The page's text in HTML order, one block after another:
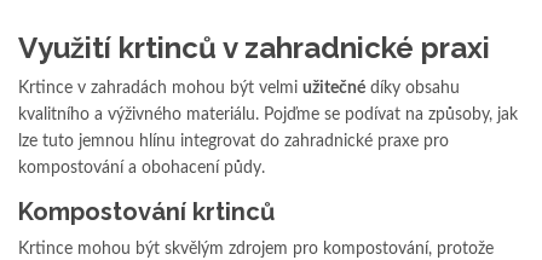
Využití krtinců v zahradnické praxi
Krtince v zahradách mohou být velmi užitečné díky obsahu
kvalitního a výživného materiálu. Pojďme se podívat na způsoby, jak
lze tuto jemnou hlínu integrovat do zahradnické praxe pro
kompostování a obohacení půdy.
Kompostování krtinců
Krtince mohou být skvělým zdrojem pro kompostování, protože